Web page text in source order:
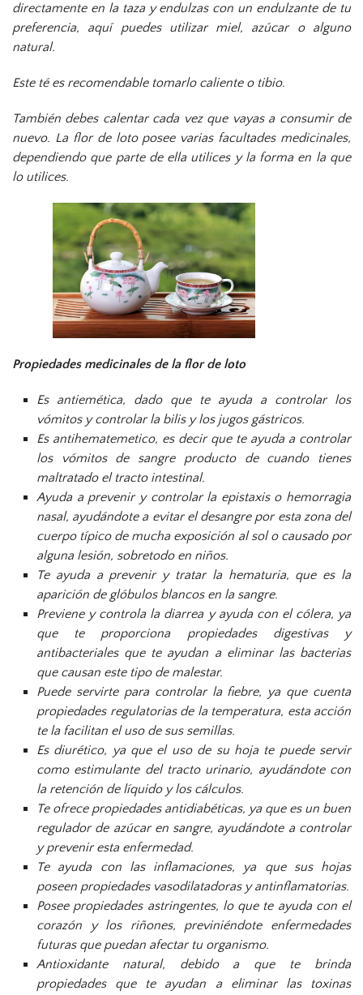
directamente en la taza y endulzas con un endulzante de tu
preferencia, aquí puedes utilizar miel, azúcar o alguno
natural.
Este té es recomendable tomarlo caliente o tibio.
También debes calentar cada vez que vayas a consumir de
nuevo. La flor de loto posee varias facultades medicinales,
dependiendo que parte de ella utilices y la forma en la que
lo utilices.
Propiedades medicinales de la flor de loto
Es antiemética, dado que te ayuda a controlar los
vómitos y controlar la bilis y los jugos gástricos.
Es antihematemetico, es decir que te ayuda a controlar
los vómitos de sangre producto de cuando tienes
maltratado el tracto intestinal.
Ayuda a prevenir y controlar la epistaxis o hemorragia
nasal, ayudándote a evitar el desangre por esta zona del
cuerpo típico de mucha exposición al sol o causado por
alguna lesión, sobretodo en niños.
Te ayuda a prevenir y tratar la hematuria, que es la
aparición de glóbulos blancos en la sangre.
Previene y controla la diarrea y ayuda con el cólera, ya
que te proporciona propiedades digestivas y
antibacteriales que te ayudan a eliminar las bacterias
que causan este tipo de malestar.
Puede servirte para controlar la fiebre, ya que cuenta
propiedades regulatorias de la temperatura, esta acción
te la facilitan el uso de sus semillas.
Es diurético, ya que el uso de su hoja te puede servir
como estimulante del tracto urinario, ayudándote con
la retención de líquido y los cálculos.
Te ofrece propiedades antidiabéticas, ya que es un buen
regulador de azúcar en sangre, ayudándote a controlar
y prevenir esta enfermedad.
Te ayuda con las inflamaciones, ya que sus hojas
poseen propiedades vasodilatadoras y antinflamatorias.
Posee propiedades astringentes, lo que te ayuda con el
corazón y los riñones, previniéndote enfermedades
futuras que puedan afectar tu organismo.
Antioxidante natural, debido a que te brinda
propiedades que te ayudan a eliminar las toxinas